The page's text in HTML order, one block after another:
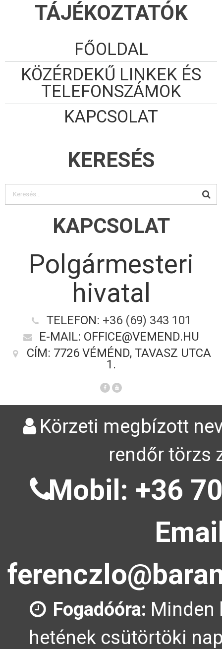
TÁJÉKOZTATÓK
FŐOLDAL
KÖZÉRDEKŰ LINKEK ÉS
TELEFONSZÁMOK
KAPCSOLAT
KERESÉS
KAPCSOLAT
Polgármesteri
hivatal
TELEFON: +36 (69) 343 101
E-MAIL: OFFICE@VEMEND.HU
CÍM: 7726 VÉMÉND, TAVASZ UTCA
1.
Körzeti megbízott
rendőr törzs
Mobil: +36
Fogadóóra: Minden
hetének csütörtöki